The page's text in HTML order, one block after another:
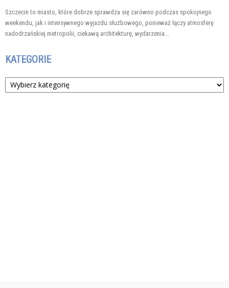
Szczecin to miasto, które dobrze sprawdza się zarówno podczas spokojnego
weekendu, jak i intensywnego wyjazdu służbowego, ponieważ łączy atmosferę
nadodrzańskiej metropolii, ciekawą architekturę, wydarzenia...
KATEGORIE
Kategorie